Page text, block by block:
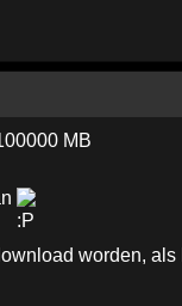
MB
worden,